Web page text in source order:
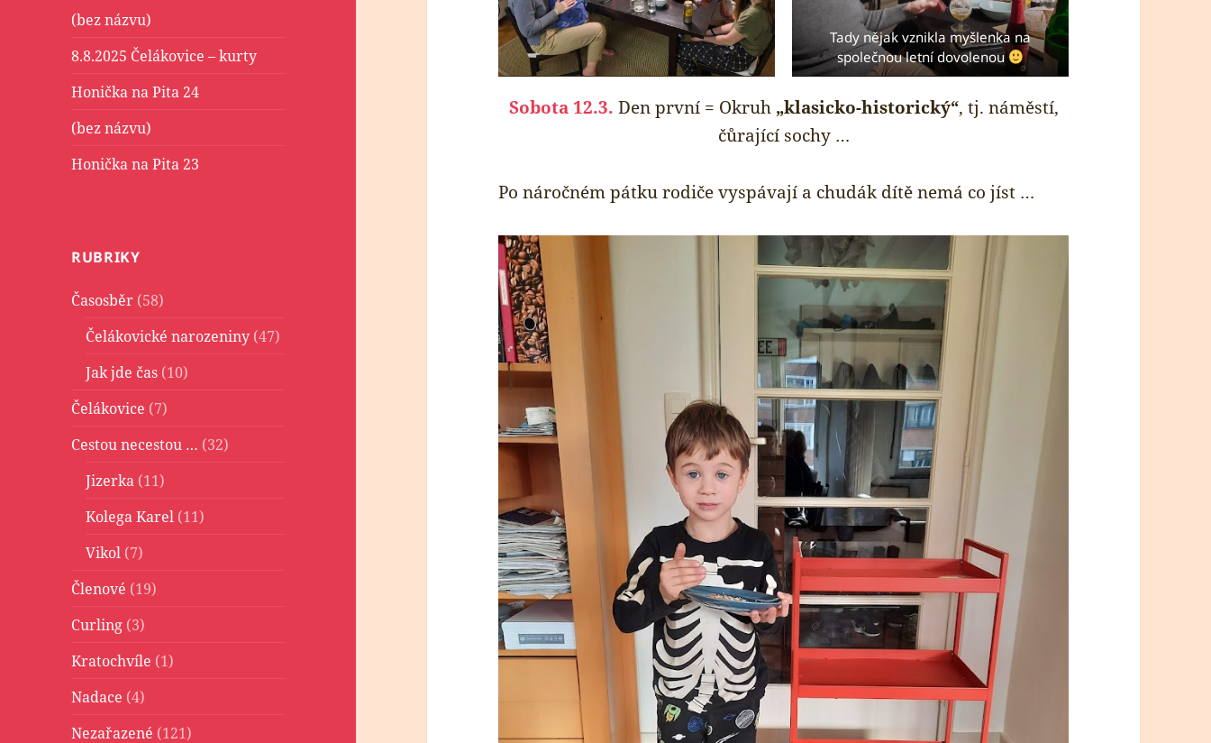
(bez názvu)
8.8.2025 Čelákovice – kurty
Honička na Pita 24
(bez názvu)
Honička na Pita 23
RUBRIKY
Časosběr (58)
Čelákovické narozeniny (47)
Jak jde čas (10)
Čelákovice (7)
Cestou necestou … (32)
Jizerka (11)
Kolega Karel (11)
Vikol (7)
Členové (19)
Curling (3)
Kratochvíle (1)
Nadace (4)
Nezařazené (121)
Tady nějak vznikla myšlenka na
společnou letní dovolenou
Sobota12.3. Den první = Okruh „klasicko-historický“, tj. náměstí,
čůrající sochy …
Po náročném pátku rodiče vyspávají a chudák dítě nemá co jíst …